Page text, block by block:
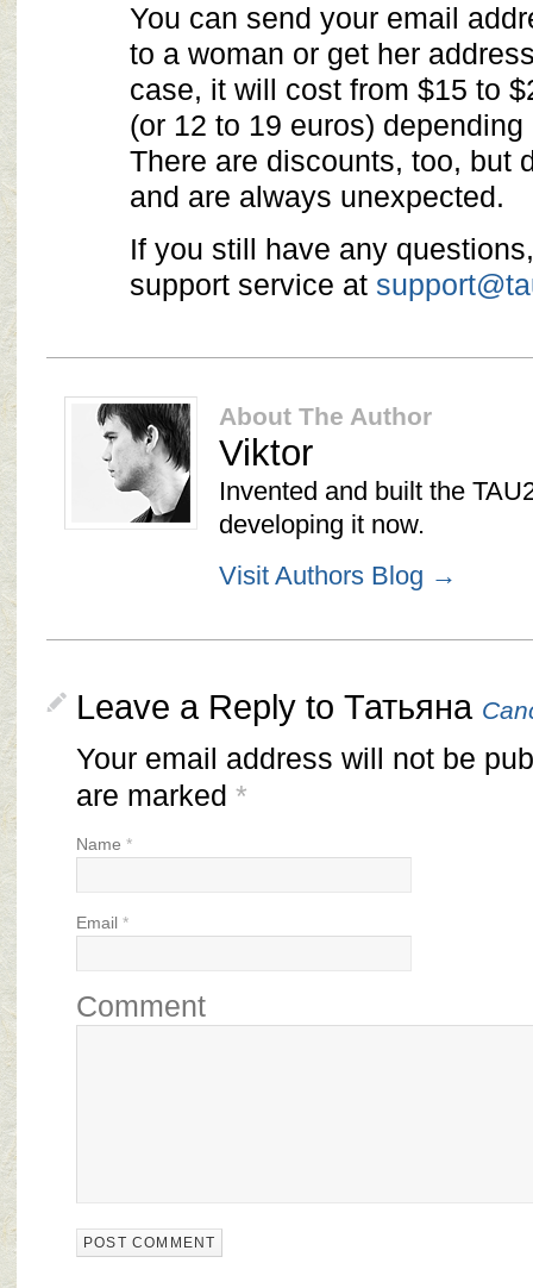
You can send your email
to a woman or get her
case, it will cost from $15 to
(or 12 to 19 euros) depending
There are discounts, too, but
and are always unexpected.
If you still have any
support service at
About The Author
Viktor
Invented and built the
developing it now.
Visit Authors Blog →
Leave a Reply to Татьяна
Your email address will not be
are marked *
Name *
Email *
Comment